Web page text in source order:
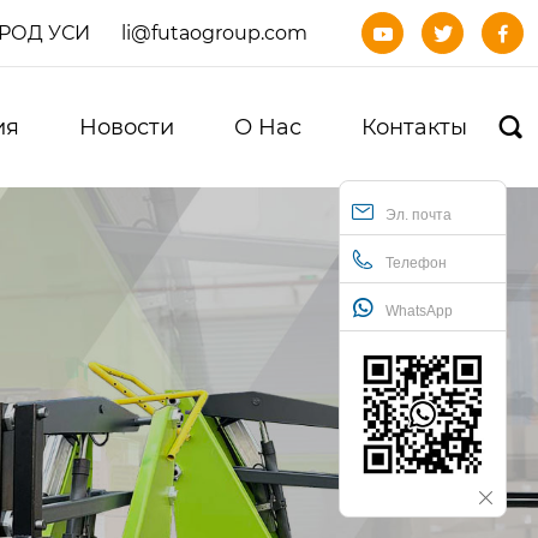
УСИ li@futaogroup.com   
Новости О Нас Контакты 
Эл. почта
Телефон
WhatsApp